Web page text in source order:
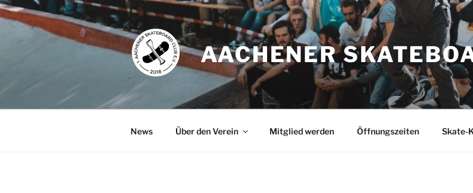
Zum
Inhalt
AACHENER
News Über den Verein Mitglied werden Öffnungszeiten Skate-